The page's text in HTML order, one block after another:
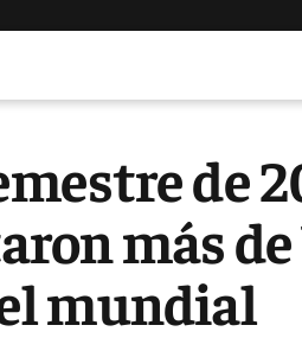
de
más de
mundial